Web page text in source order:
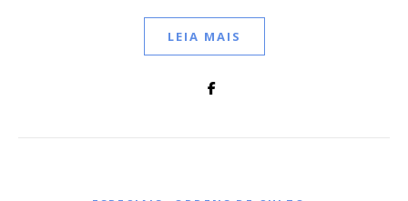
LEIA MAIS